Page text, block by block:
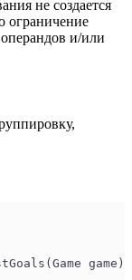
не создается
ограничение
и/или